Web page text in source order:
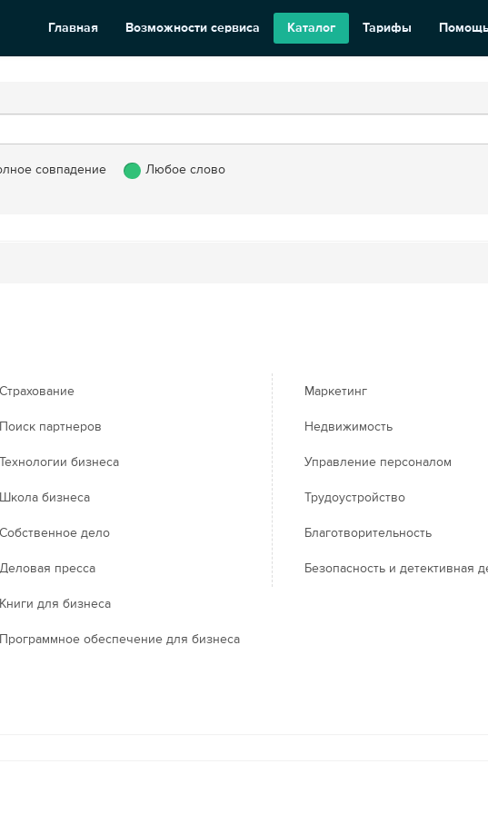
Главная Возможности сервиса Каталог Тарифы
совпадение Любое слово
Страхование
Поиск партнеров
Технологии бизнеса
Школа бизнеса
Собственное дело
Деловая пресса
Книги для бизнеса
Программное обеспечение для бизнеса
Маркетинг
Недвижимость
Управление персоналом
Трудоустройство
Благотворительность
Безопасность и детективная